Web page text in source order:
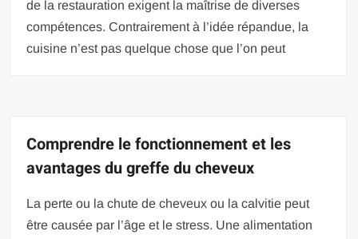
de la restauration exigent la maîtrise de diverses
compétences. Contrairement à l’idée répandue, la
cuisine n’est pas quelque chose que l’on peut
Comprendre le fonctionnement et les
avantages du greffe du cheveux
La perte ou la chute de cheveux ou la calvitie peut
être causée par l’âge et le stress. Une alimentation